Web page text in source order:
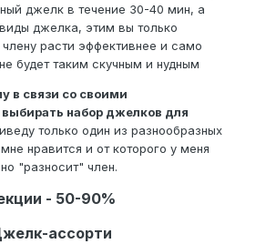
джелк в течение 30-40 мин, а
джелка, этим вы только
расти эффективнее и само
будет таким скучным и нудным
в связи со своими
набор джелков для
только один из разнообразных
нравится и от которого у меня
"разносит" член.
- 50-90%
ассорти